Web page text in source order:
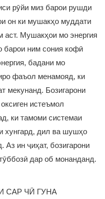
рӯйи миз барои рушди
он ки мушакҳо муддати
аст. Мушакҳои мо энергия
барои ним сония кофӣ
бадани мо
фаъол менамояд, ки
мекунанд. Бозигарони
истеъмол
ки тамоми системаи
хунгард, дил ва шушҳо
ин ҷиҳат, бозигарони
дар об монанданд.
САР ЧӢ ГУНА